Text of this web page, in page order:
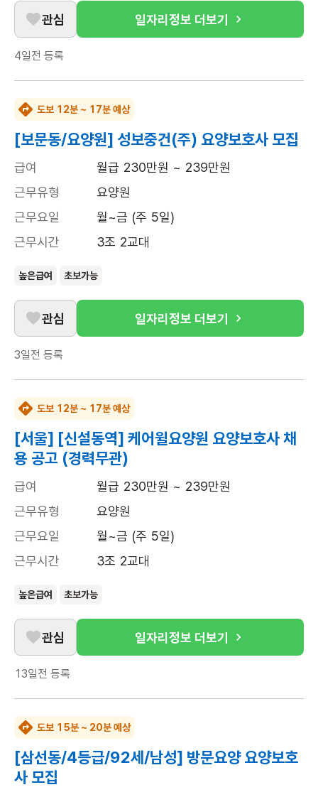
관심 일자리정보 더보기
4일전 등록
도보 12분 ~ 17분 예상
[보문동/요양원] 성보중건(주) 요양보호사 모집
급여
월급 230만원 ~ 239만원
근무유형
요양원
근무요일
월~금 (주 5일)
근무시간
3조 2교대
높은급여 초보가능
관심 일자리정보 더보기
3일전 등록
도보 12분 ~ 17분 예상
[서울] [신설동역] 케어윌요양원 요양보호사 채
용 공고 (경력무관)
급여
월급 230만원 ~ 239만원
근무유형
요양원
근무요일
월~금 (주 5일)
근무시간
3조 2교대
높은급여 초보가능
관심 일자리정보 더보기
13일전 등록
도보 15분 ~ 20분 예상
[삼선동/4등급/92세/남성] 방문요양 요양보호
사 모집